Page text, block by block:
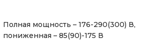
Полная мощность – 176-290(300) В,
пониженная – 85(90)-175 В